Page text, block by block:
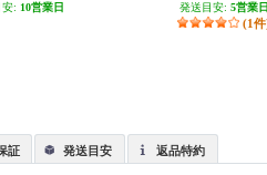
: 10営業日
発送目安: 5営業日
(1
証 発送目安 返品特約